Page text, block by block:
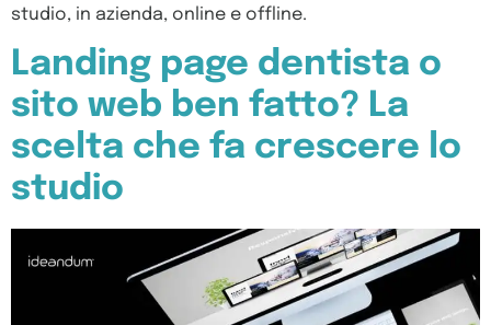
studio, in azienda, online e offline.
Landing page dentista o
sito web ben fatto? La
scelta che fa crescere lo
studio